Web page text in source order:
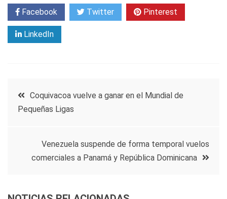
Facebook Twitter Pinterest
LinkedIn
Navegación
entradas
Coquivacoa vuelve a ganar en el Mundial de
Pequeñas Ligas
Venezuela suspende de forma temporal vuelos
comerciales a Panamá y República Dominicana